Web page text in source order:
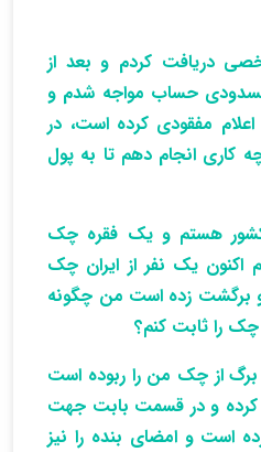
دریافت کردم و بعد از
حساب مواجه شدم و
مفقودی کرده است، در
کاری انجام دهم تا به پول
هستم و یک فقره چک
اکنون یک نفر از ایران چک
برگشت زده است من چگونه
را ثابت کنم؟
از چک من را ربوده است
کرده و در قسمت بابت جهت
است و امضای بنده را نیز